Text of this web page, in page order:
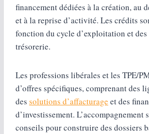
financement dédiées à la création, au
et à la reprise d’activité. Les crédits
fonction du cycle d’exploitation et des
trésorerie.
Les professions libérales et les TPE/
d’offres spécifiques, comprenant des
des solutions d’affacturage et des
d’investissement. L’accompagnement
conseils pour construire des dossiers